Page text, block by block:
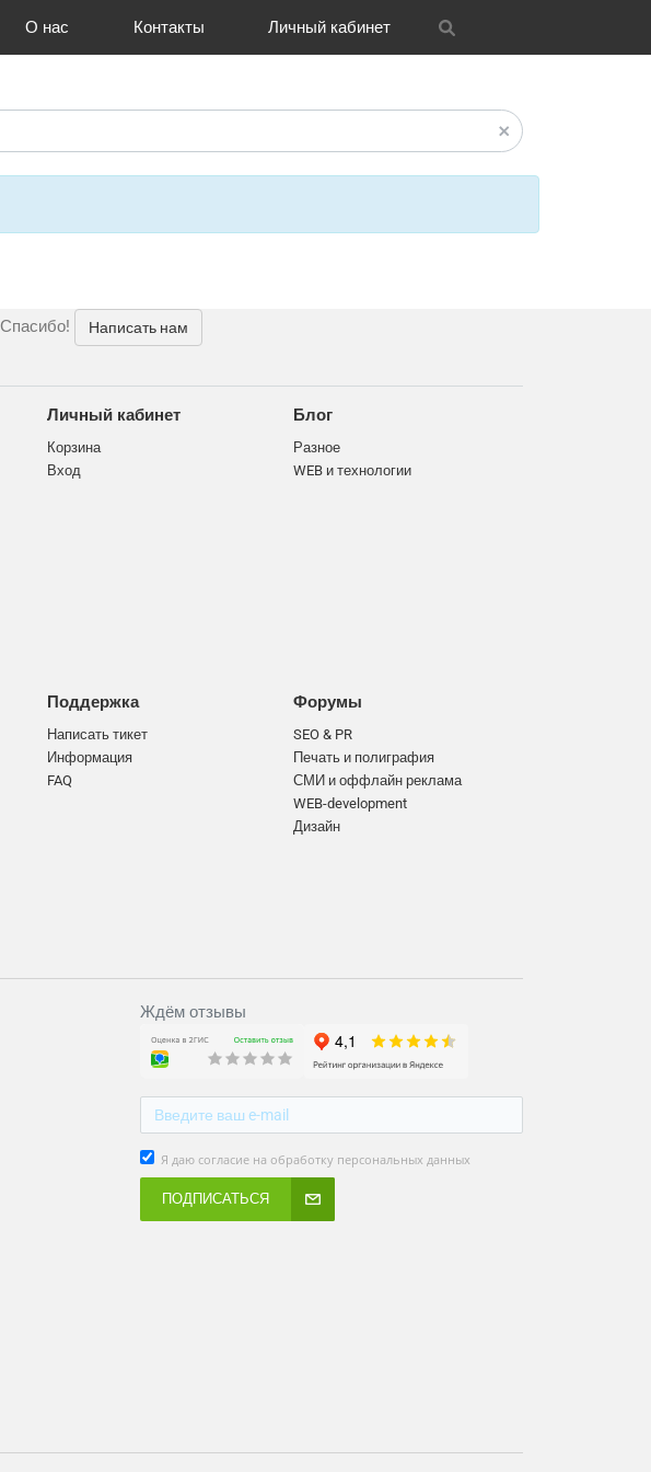
О нас Контакты Личный кабинет
Написать нам
Личный кабинет
Корзина
Вход
Поддержка
Написать тикет
Информация
FAQ
Блог
Разное
WEB и технологии
Форумы
SEO & PR
Печать и полиграфия
СМИ и оффлайн реклама
WEB-development
Дизайн
Ждём отзывы
Я даю согласие на обработку персональных данных
ПОДПИСАТЬСЯ